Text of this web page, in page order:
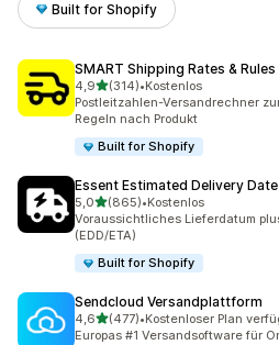
Built for Shopify
SMART Shipping Rates & Rules
4,9von 5 Sternen
(314)
314 Rezensionen insgesamt
•Kostenlos
Postleitzahlen-Versandrechner
Regeln nach Produkt
Built for Shopify
Essent Estimated Delivery Date
5,0von 5 Sternen
(865)
865 Rezensionen insgesamt
•Kostenlos
Voraussichtliches Lieferdatum
(EDD/ETA)
Built for Shopify
Sendcloud Versandplattform
4,6von 5 Sternen
(477)
477 Rezensionen insgesamt
•Kostenloser Plan
Europas #1 Versandsoftware für